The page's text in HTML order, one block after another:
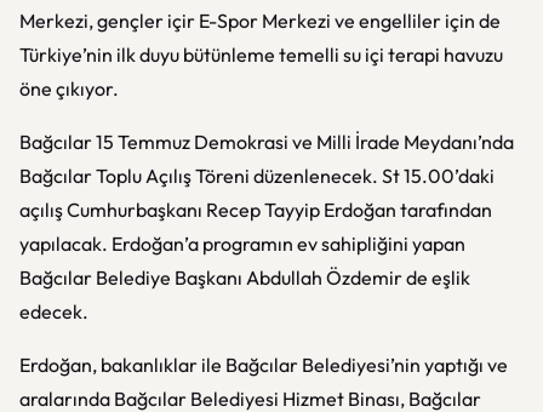
Merkezi, gençler içir E-Spor Merkezi ve engelliler için de
Türkiye’nin ilk duyu bütünleme temelli su içi terapi havuzu
öne çıkıyor.
Bağcılar 15 Temmuz Demokrasi ve Milli İrade Meydanı’nda
Bağcılar Toplu Açılış Töreni düzenlenecek. St 15.00’daki
açılış Cumhurbaşkanı Recep Tayyip Erdoğan tarafından
yapılacak. Erdoğan’a programın ev sahipliğini yapan
Bağcılar Belediye Başkanı Abdullah Özdemir de eşlik
edecek.
Erdoğan, bakanlıklar ile Bağcılar Belediyesi’nin yaptığı ve
aralarında Bağcılar Belediyesi Hizmet Binası, Bağcılar